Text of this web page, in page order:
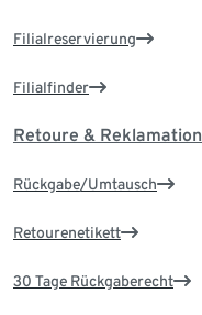
Filialreservierung
Filialfinder
Retoure & Reklamation
Rückgabe/Umtausch
Retourenetikett
30 Tage Rückgaberecht